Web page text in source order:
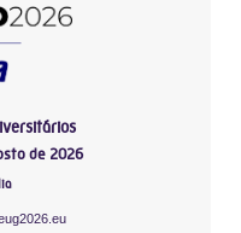
de 2026